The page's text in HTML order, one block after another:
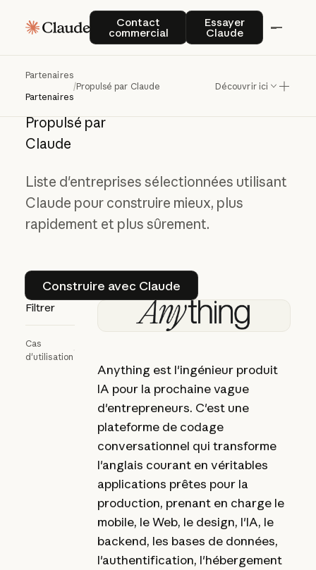
Contact
commercial
Contact commercial
Essayer
Claude
Essayer Claude
Partenaires
Partenaires
/Propulsé par Claude Découvrir ici
Propulsé par
Claude
Liste d'entreprises sélectionnées utilisant
Claude pour construire mieux, plus
rapidement et plus sûrement.
Construire avec Claude
Construire avec Claude
Filtrer
Cas
d'utilisation
Anything est l'ingénieur produit
IA pour la prochaine vague
d'entrepreneurs. C'est une
plateforme de codage
conversationnel qui transforme
l'anglais courant en véritables
applications prêtes pour la
production, prenant en charge le
mobile, le Web, le design, l'IA, le
backend, les bases de données,
l'authentification, l'hébergement